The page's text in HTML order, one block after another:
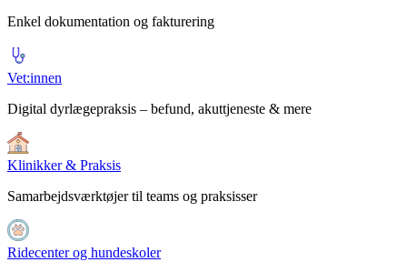
Enkel dokumentation og fakturering
Vet:innen
Digital dyrlægepraksis – befund, akuttjeneste & mere
Klinikker & Praksis
Samarbejdsværktøjer til teams og praksisser
Ridecenter og hundeskoler